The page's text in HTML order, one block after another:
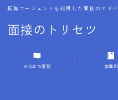
面接のトリセツ
転職エージェントを利用した面接のアド
MENU
1.成功する面接戦略
お役立ち情報 業種別